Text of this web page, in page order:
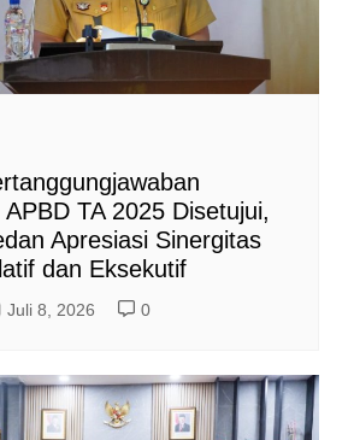
TA 2025 Disetujui,
Apresiasi Sinergitas
dan Eksekutif
Juli 8, 2026 0